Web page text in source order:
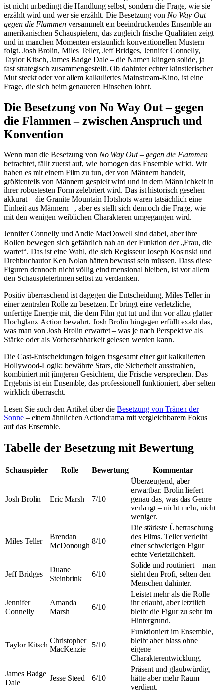
ist nicht unbedingt die Handlung selbst, sondern die Frage, wie sie
erzählt wird und wer sie erzählt. Die Besetzung von No Way Out –
gegen die Flammen versammelt ein beeindruckendes Ensemble an
amerikanischen Schauspielern, das zugleich frische Qualitäten zeigt
und in manchen Momenten erstaunlich konventionellen Mustern
folgt. Josh Brolin, Miles Teller, Jeff Bridges, Jennifer Connelly,
Taylor Kitsch, James Badge Dale – die Namen klingen solide, ja
fast strategisch zusammengestellt. Ob dahinter echter künstlerischer
Mut steckt oder vor allem kalkuliertes Mainstream-Kino, ist eine
Frage, die sich beim genaueren Hinsehen lohnt.
Die Besetzung von No Way Out – gegen
die Flammen – zwischen Anspruch und
Konvention
Wenn man die Besetzung von No Way Out – gegen die Flammen
betrachtet, fällt zuerst auf, wie homogen das Ensemble wirkt. Wir
haben es mit einem Film zu tun, der von Männern handelt,
größtenteils von Männern gespielt wird und in dem Männlichkeit in
ihrer robustesten Form zelebriert wird. Das ist historisch gesehen
akkurat – die Granite Mountain Hotshots waren tatsächlich eine
Einheit aus Männern –, aber es stellt sich dennoch die Frage, wie
mit den wenigen weiblichen Charakteren umgegangen wird.
Jennifer Connelly und Andie MacDowell sind dabei, aber ihre
Rollen bewegen sich gefährlich nah an der Funktion der „Frau, die
wartet“. Das ist eine Wahl, die sich Regisseur Joseph Kosinski und
Drehbuchautor Ken Nolan hätten bewusst sein müssen. Dass diese
Figuren dennoch nicht völlig eindimensional bleiben, ist vor allem
den Schauspielerinnen selbst zu verdanken.
Positiv überraschend ist dagegen die Entscheidung, Miles Teller in
einer zentralen Rolle zu besetzen. Er bringt eine verletzliche,
unfertige Energie mit, die dem Film gut tut und ihn vor allzu glatter
Hochglanz-Action bewahrt. Josh Brolin hingegen erfüllt exakt das,
was man von Josh Brolin erwartet – was je nach Perspektive als
Stärke oder als Vorhersehbarkeit gelesen werden kann.
Die Cast-Entscheidungen folgen insgesamt einer gut kalkulierten
Hollywood-Logik: bewährte Stars, die Sicherheit ausstrahlen,
kombiniert mit jüngeren Gesichtern, die Frische versprechen. Das
Ergebnis ist ein Ensemble, das professionell funktioniert, aber selten
wirklich überrascht.
Lesen Sie auch den Artikel über die Besetzung von Tränen der
Sonne – einem ähnlichen Actiondrama mit vergleichbarem Fokus
auf das Ensemble.
Tabelle der Besetzung mit Bewertung
Schauspieler Rolle Bewertung Kommentar
Josh Brolin Eric Marsh 7/10
Überzeugend, aber
erwartbar. Brolin liefert
genau das, was das Genre
verlangt – nicht mehr, nicht
weniger.
Miles Teller
Brendan
McDonough
8/10
Die stärkste Überraschung
des Films. Teller verleiht
einer schwierigen Figur
echte Verletzlichkeit.
Jeff Bridges
Duane
Steinbrink
6/10
Solide und routiniert – man
sieht den Profi, selten den
Menschen dahinter.
Jennifer
Connelly
Amanda
Marsh
6/10
Leistet mehr als die Rolle
ihr erlaubt, aber letztlich
bleibt die Figur zu sehr im
Hintergrund.
Taylor Kitsch
Christopher
MacKenzie
5/10
Funktioniert im Ensemble,
bleibt aber blass ohne
eigene
Charakterentwicklung.
James Badge
Dale
Jesse Steed 6/10
Präsent und glaubwürdig,
hätte aber mehr Raum
verdient.